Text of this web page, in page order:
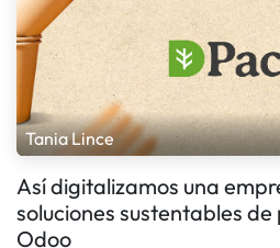
Tania Lince
Así digitalizamos una
soluciones sustentables
Odoo